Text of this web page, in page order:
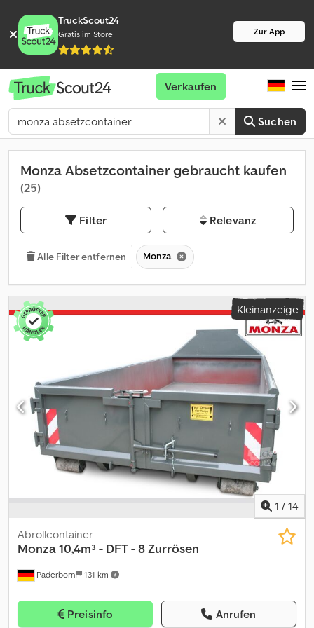
TruckScout24
Gratis im Store Zur App
Suchen
Verkaufen
Monza Absetzcontainer gebraucht kaufen
(25)
Filter Relevanz
Alle Filter entfernen Monza
Kleinanzeige
1 / 14
Paderborn 131 km
Abrollcontainer
Monza10,4m³ - DFT - 8 Zurrösen
Preisinfo Anrufen